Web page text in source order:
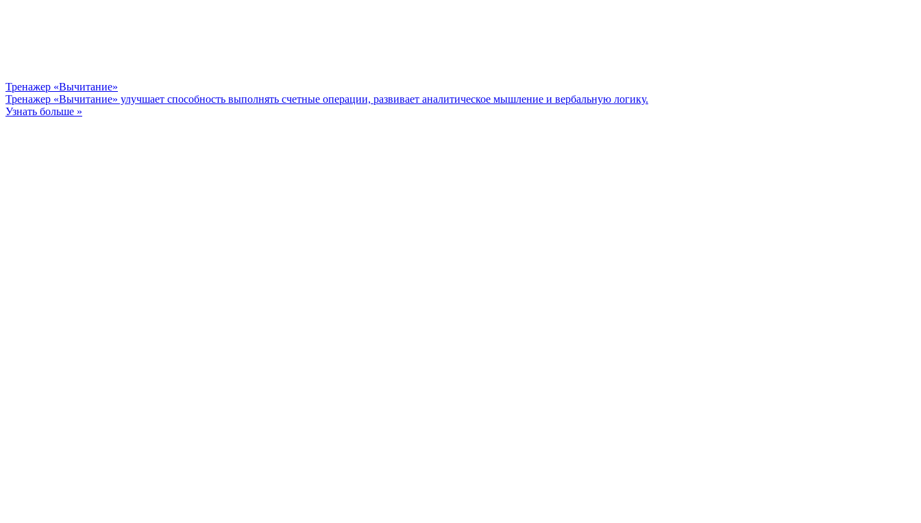
Тренажер «Вычитание»
Тренажер «Вычитание» улучшает способность выполнять счетные операции, развивает аналитическое мышление и вербальную логику.
Узнать больше »